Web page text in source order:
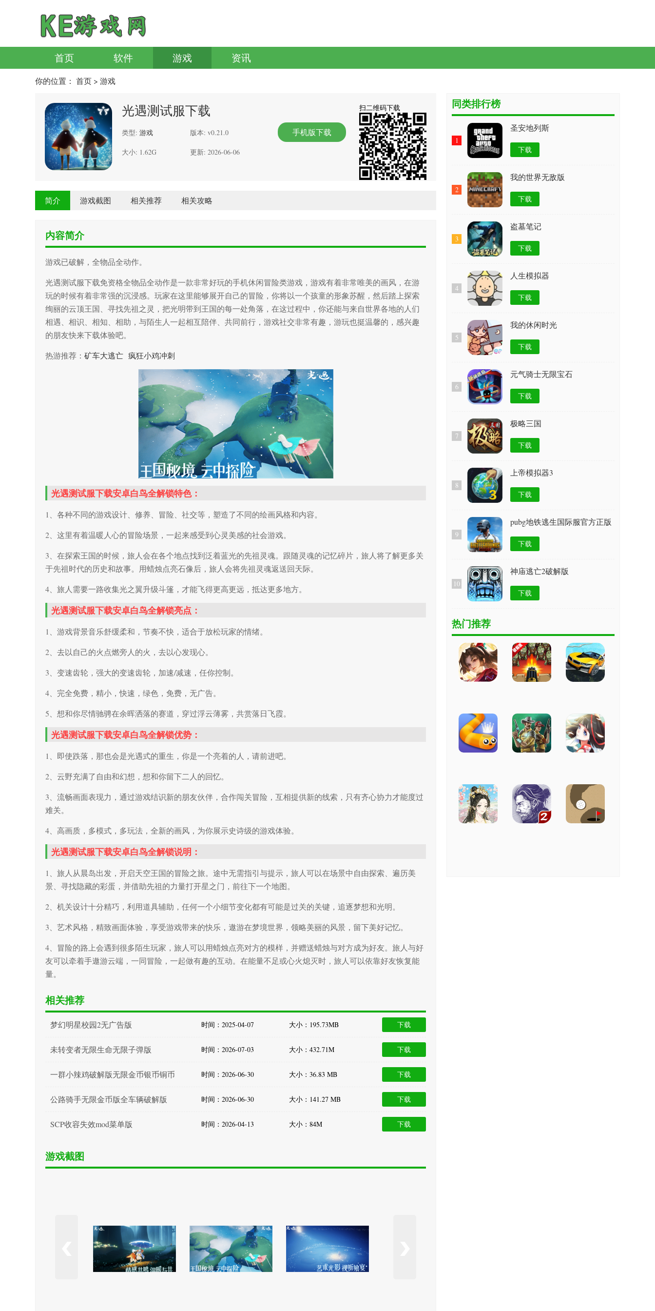
首页 软件 游戏 资讯
你的位置： 首页 > 游戏
光遇测试服下载
类型: 游戏 版本: v0.21.0
大小: 1.62G 更新: 2026-06-06
手机版下载
扫二维码下载
简介 游戏截图 相关推荐 相关攻略
内容简介
游戏已破解，全物品全动作。
光遇测试服下载免资格全物品全动作是一款非常好玩的手机休闲冒险类游戏，游戏有着非常唯美的画风，在游
玩的时候有着非常强的沉浸感。玩家在这里能够展开自己的冒险，你将以一个孩童的形象苏醒，然后踏上探索
绚丽的云顶王国、寻找先祖之灵，把光明带到王国的每一处角落，在这过程中，你还能与来自世界各地的人们
相遇、相识、相知、相助，与陌生人一起相互陪伴、共同前行，游戏社交非常有趣，游玩也挺温馨的，感兴趣
的朋友快来下载体验吧。
热游推荐： 矿车大逃亡 疯狂小鸡冲刺
光遇测试服下载安卓白鸟全解锁特色：
1、各种不同的游戏设计、修养、冒险、社交等，塑造了不同的绘画风格和内容。
2、这里有着温暖人心的冒险场景，一起来感受到心灵美感的社会游戏。
3、在探索王国的时候，旅人会在各个地点找到泛着蓝光的先祖灵魂。跟随灵魂的记忆碎片，旅人将了解更多关
于先祖时代的历史和故事。用蜡烛点亮石像后，旅人会将先祖灵魂返送回天际。
4、旅人需要一路收集光之翼升级斗篷，才能飞得更高更远，抵达更多地方。
光遇测试服下载安卓白鸟全解锁亮点：
1、游戏背景音乐舒缓柔和，节奏不快，适合于放松玩家的情绪。
2、去以自己的火点燃旁人的火，去以心发现心。
3、变速齿轮，强大的变速齿轮，加速/减速，任你控制。
4、完全免费，精小，快速，绿色，免费，无广告。
5、想和你尽情驰骋在余晖洒落的赛道，穿过浮云薄雾，共赏落日飞霞。
光遇测试服下载安卓白鸟全解锁优势：
1、即使跌落，那也会是光遇式的重生，你是一个亮着的人，请前进吧。
2、云野充满了自由和幻想，想和你留下二人的回忆。
3、流畅画面表现力，通过游戏结识新的朋友伙伴，合作闯关冒险，互相提供新的线索，只有齐心协力才能度过
难关。
4、高画质，多模式，多玩法，全新的画风，为你展示史诗级的游戏体验。
光遇测试服下载安卓白鸟全解锁说明：
1、旅人从晨岛出发，开启天空王国的冒险之旅。途中无需指引与提示，旅人可以在场景中自由探索、遍历美
景、寻找隐藏的彩蛋，并借助先祖的力量打开星之门，前往下一个地图。
2、机关设计十分精巧，利用道具辅助，任何一个小细节变化都有可能是过关的关键，追逐梦想和光明。
3、艺术风格，精致画面体验，享受游戏带来的快乐，遨游在梦境世界，领略美丽的风景，留下美好记忆。
4、冒险的路上会遇到很多陌生玩家，旅人可以用蜡烛点亮对方的模样，并赠送蜡烛与对方成为好友。旅人与好
友可以牵着手遨游云端，一同冒险，一起做有趣的互动。在能量不足或心火熄灭时，旅人可以依靠好友恢复能
量。
相关推荐
梦幻明星校园2无广告版 时间：2025-04-07 大小：195.73MB 下载
未转变者无限生命无限子弹版 时间：2026-07-03 大小：432.71M 下载
一群小辣鸡破解版无限金币银币铜币 时间：2026-06-30 大小：36.83 MB 下载
公路骑手无限金币版全车辆破解版 时间：2026-06-30 大小：141.27 MB 下载
SCP收容失效mod菜单版 时间：2026-04-13 大小：84M 下载
游戏截图
同类排行榜
1
圣安地列斯
下载
2
我的世界无敌版
下载
3
盗墓笔记
下载
4
人生模拟器
下载
5
我的休闲时光
下载
6
元气骑士无限宝石
下载
7
极略三国
下载
8
上帝模拟器3
下载
9
pubg地铁逃生国际服官方正版
下载
10
神庙逃亡2破解版
下载
热门推荐